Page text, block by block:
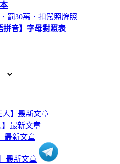
罰30萬、扣駕照牌照
拼音】字母對照表